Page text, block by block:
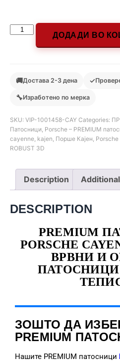
ДОДАДИ ВО
🚚Достава 2-3 дена ✓
🔧Изработено по мерка
SKU: VIP-1001458-CAY Categories:
Патосници Porsche – PREMIUM
cayenne kajen Порше Кајен Porsche
ROBUST 3D
Description
DESCRIPTION
PREMIUM
PORSCHE
ВРВНИ И
ПАТОСНИЦИ
ЗОШТО ДА
PREMIUM
Нашите PREMIUM патосници